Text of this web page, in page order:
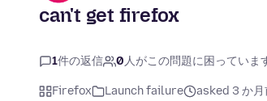
can't get firefox
1件の返信 0人がこの問題に困っていま
Firefox Launch failure asked 3 か月